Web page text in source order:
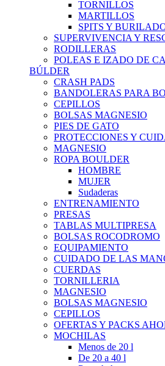
TORNILLOS
MARTILLOS
SPITS Y
SUPERVIVENCIA Y
RODILLERAS
POLEAS E IZADO DE
BÚLDER
CRASH PADS
BANDOLERAS PARA
CEPILLOS
BOLSAS MAGNESIO
PIES DE GATO
PROTECCIONES Y
MAGNESIO
ROPA BOULDER
HOMBRE
MUJER
Sudaderas
ENTRENAMIENTO
PRESAS
TABLAS MULTIPRESA
BOLSAS ROCODROMO
EQUIPAMIENTO
CUIDADO DE LAS
CUERDAS
TORNILLERIA
MAGNESIO
BOLSAS MAGNESIO
CEPILLOS
OFERTAS Y PACKS
MOCHILAS
Menos de 20 l
De 20 a 40 l